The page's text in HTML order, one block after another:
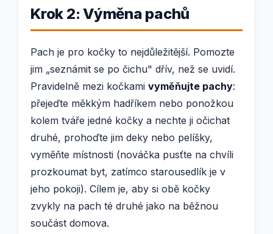
Krok 2: Výměna pachů
Pach je pro kočky to nejdůležitější. Pomozte
jim „seznámit se po čichu" dřív, než se uvidí.
Pravidelně mezi kočkami vyměňujte pachy:
přejeďte měkkým hadříkem nebo ponožkou
kolem tváře jedné kočky a nechte ji očichat
druhé, prohoďte jim deky nebo pelíšky,
vyměňte místnosti (nováčka pusťte na chvíli
prozkoumat byt, zatímco starousedlík je v
jeho pokoji). Cílem je, aby si obě kočky
zvykly na pach té druhé jako na běžnou
součást domova.